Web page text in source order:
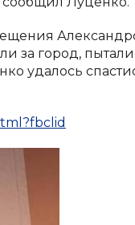
за город,
удалось